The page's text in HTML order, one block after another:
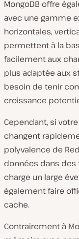
MongoDB offre
avec une gamme
horizontales,
permettent à la
facilement aux
plus adaptée aux
besoin de tenir
croissance
Cependant, si
changent
polyvalence de
données dans
charge un large
également faire
cache.
Contrairement à